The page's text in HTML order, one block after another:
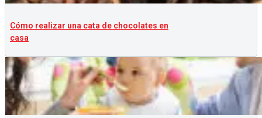
Cómo realizar una cata de chocolates en
casa